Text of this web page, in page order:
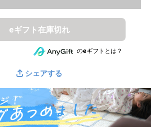
eギフト在庫切れ
のeギフトとは？
シェアする